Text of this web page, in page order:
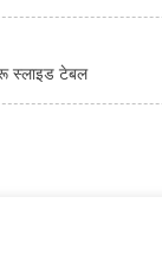
टेबल